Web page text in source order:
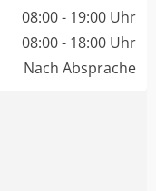
08:00 - 19:00 Uhr
08:00 - 18:00 Uhr
Nach Absprache